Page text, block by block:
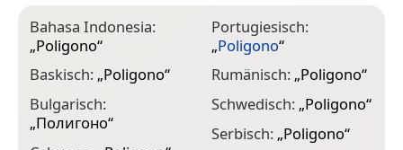
Bahasa Indonesia:
„Poligono“
Baskisch: „Poligono“
Bulgarisch:
„Полигоно“
Portugiesisch:
„Poligono“
Rumänisch: „Poligono“
Schwedisch: „Poligono“
Serbisch: „Poligono“